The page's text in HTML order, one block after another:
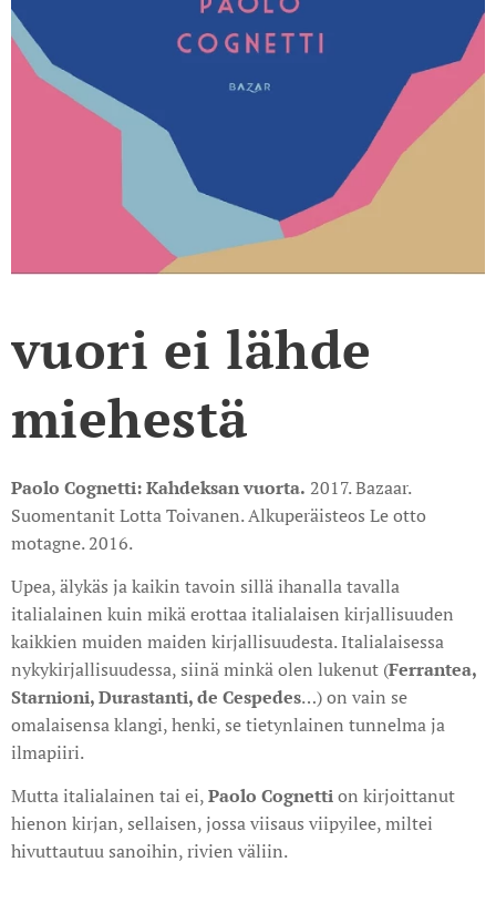
vuori ei lähde
miehestä
Paolo Cognetti: Kahdeksan vuorta. 2017. Bazaar.
Suomentanit Lotta Toivanen. Alkuperäisteos Le otto
motagne. 2016.
Upea, älykäs ja kaikin tavoin sillä ihanalla tavalla
italialainen kuin mikä erottaa italialaisen kirjallisuuden
kaikkien muiden maiden kirjallisuudesta. Italialaisessa
nykykirjallisuudessa, siinä minkä olen lukenut (Ferrantea,
Starnioni, Durastanti, de Cespedes…) on vain se
omalaisensa klangi, henki, se tietynlainen tunnelma ja
ilmapiiri.
Mutta italialainen tai ei,Paolo Cognettion kirjoittanut
hienon kirjan, sellaisen, jossa viisaus viipyilee, miltei
hivuttautuu sanoihin, rivien väliin.